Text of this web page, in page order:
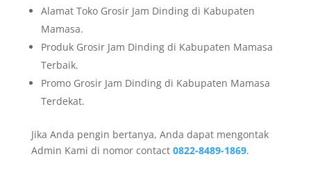
Alamat Toko Grosir Jam Dinding di Kabupaten
Mamasa.
Produk Grosir Jam Dinding di Kabupaten Mamasa
Terbaik.
Promo Grosir Jam Dinding di Kabupaten Mamasa
Terdekat.
Jika Anda pengin bertanya, Anda dapat mengontak
Admin Kami di nomor contact 0822-8489-1869.